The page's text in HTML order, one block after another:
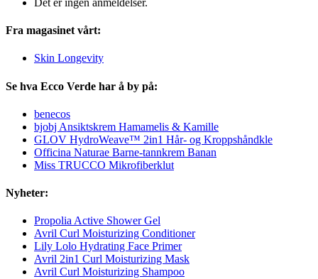
Fra magasinet vårt:
Skin Longevity
Se hva Ecco Verde har å by på:
benecos
bjobj Ansiktskrem Hamamelis & Kamille
GLOV HydroWeave™ 2in1 Hår- og Kroppshåndkle
Officina Naturae Barne-tannkrem Banan
Miss TRUCCO Mikrofiberklut
Nyheter:
Propolia Active Shower Gel
Avril Curl Moisturizing Conditioner
Lily Lolo Hydrating Face Primer
Avril 2in1 Curl Moisturizing Mask
Avril Curl Moisturizing Shampoo